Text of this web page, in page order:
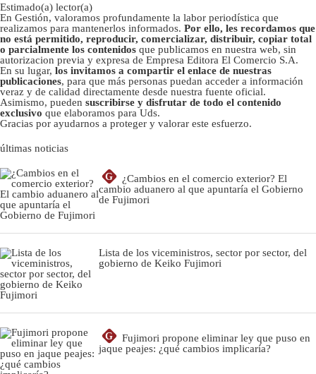
Estimado(a) lector(a)
En Gestión, valoramos profundamente la labor periodística que
realizamos para mantenerlos informados. Por ello, les recordamos que
no está permitido, reproducir, comercializar, distribuir, copiar total
o parcialmente los contenidos que publicamos en nuestra web, sin
autorizacion previa y expresa de Empresa Editora El Comercio S.A.
En su lugar, los invitamos a compartir el enlace de nuestras
publicaciones, para que más personas puedan acceder a información
veraz y de calidad directamente desde nuestra fuente oficial.
Asimismo, pueden suscribirse y disfrutar de todo el contenido
exclusivo que elaboramos para Uds.
Gracias por ayudarnos a proteger y valorar este esfuerzo.
últimas noticias
G
¿Cambios en el comercio exterior? El
cambio aduanero al que apuntaría el Gobierno
de Fujimori
Lista de los viceministros, sector por sector, del
gobierno de Keiko Fujimori
G
Fujimori propone eliminar ley que puso en
jaque peajes: ¿qué cambios implicaría?